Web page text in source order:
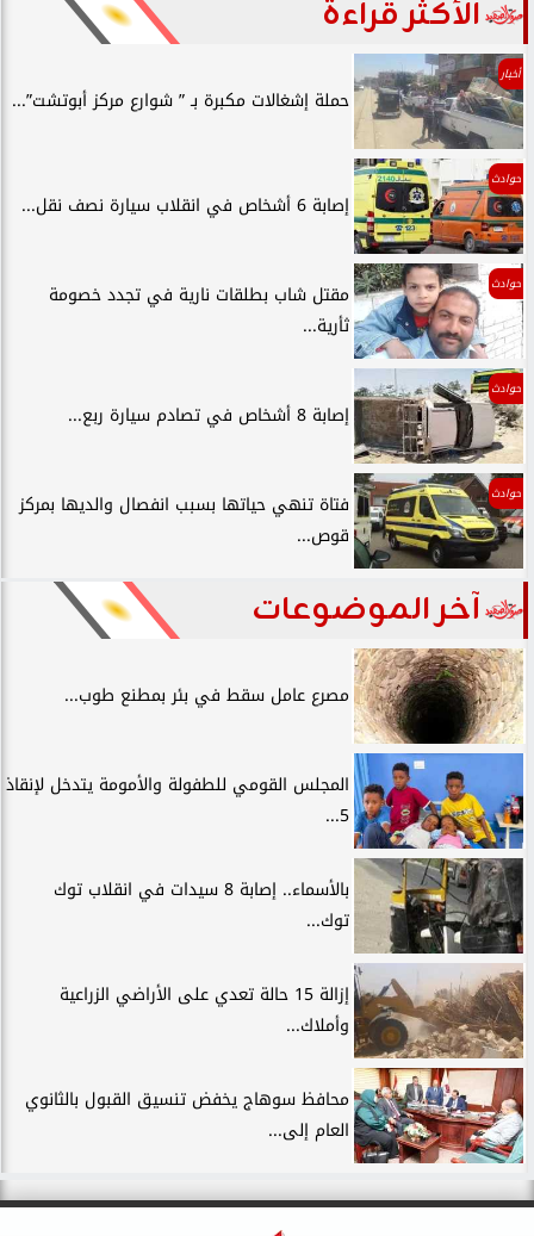
الأكثر قراءة
أخبار
حملة إشغالات مكبرة بـ ” شوارع مركز أبوتشت”...
حوادث
إصابة 6 أشخاص في انقلاب سيارة نصف نقل...
حوادث
مقتل شاب بطلقات نارية في تجدد خصومة
ثأرية...
حوادث
إصابة 8 أشخاص في تصادم سيارة ربع...
حوادث
فتاة تنهي حياتها بسبب انفصال والديها بمركز
قوص...
آخر الموضوعات
مصرع عامل سقط في بئر بمطنع طوب...
المجلس القومي للطفولة والأمومة يتدخل لإنقاذ
5...
بالأسماء.. إصابة 8 سيدات في انقلاب توك
توك...
إزالة 15 حالة تعدي على الأراضي الزراعية
وأملاك...
محافظ سوهاج يخفض تنسيق القبول بالثانوي
العام إلى...